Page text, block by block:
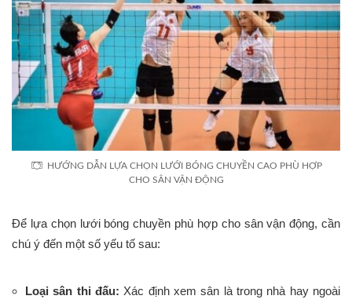
HƯỚNG DẪN LỰA CHỌN LƯỚI BÓNG CHUYỀN CAO PHÙ HỢP
CHO SÂN VẬN ĐỘNG
Để lựa chọn lưới bóng chuyền phù hợp cho sân vận động, cần
chú ý đến một số yếu tố sau:
Loại sân thi đấu: Xác định xem sân là trong nhà hay ngoài